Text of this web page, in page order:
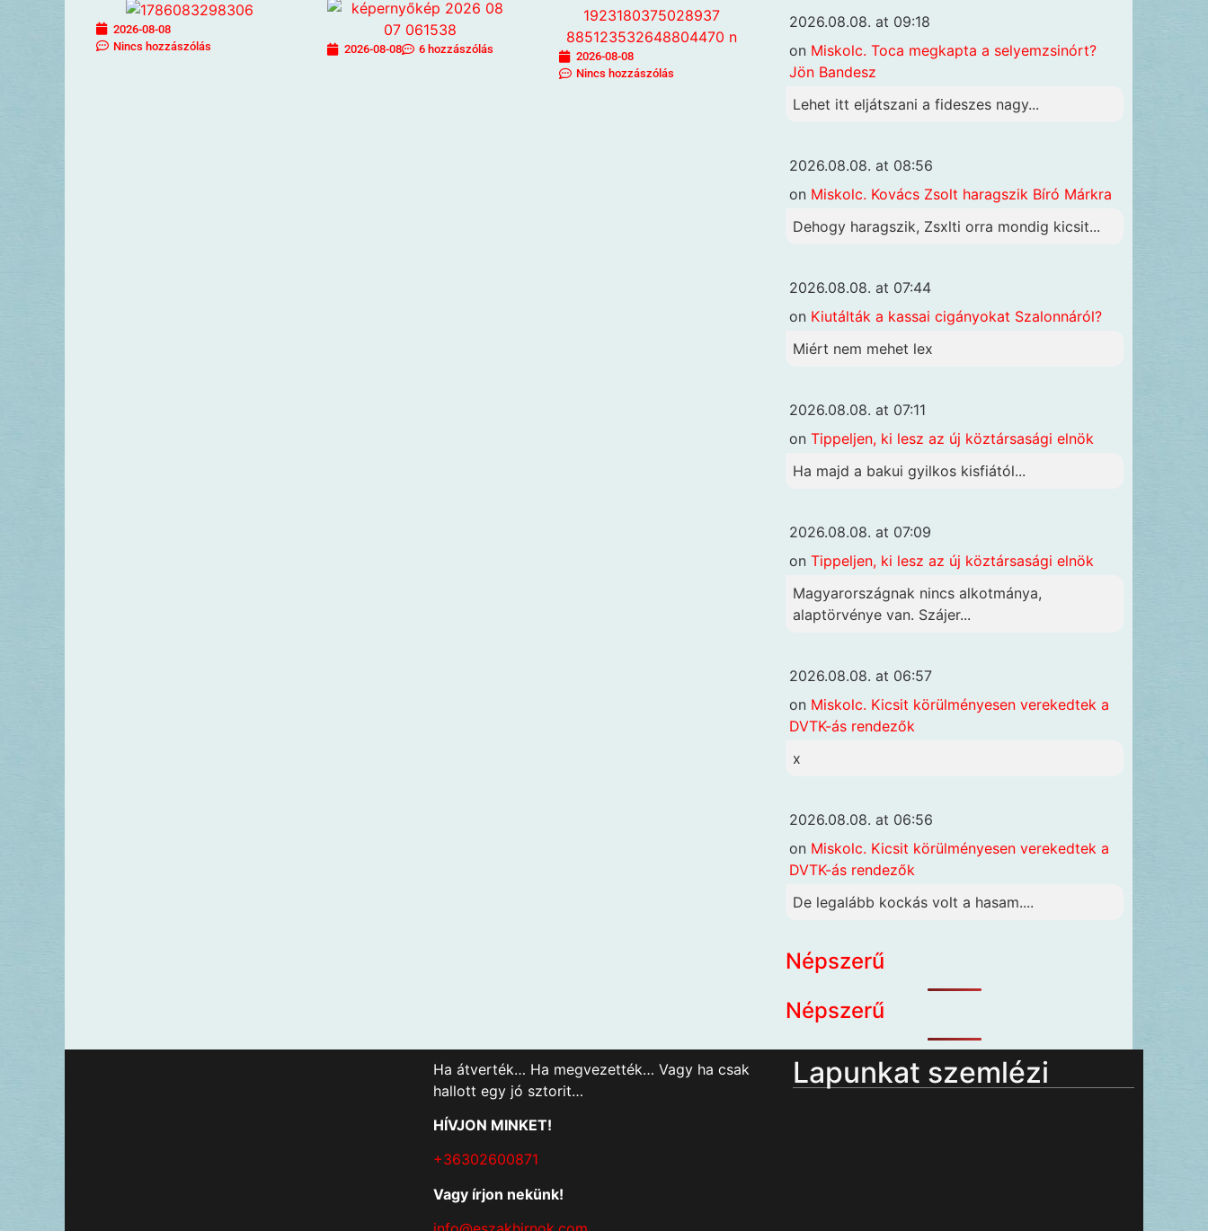
2026-08-08
Nincs hozzászólás
2026-08-08 6 hozzászólás
2026-08-08
Nincs hozzászólás
2026.08.08. at 09:18
on Miskolc. Toca megkapta a selyemzsinórt?
Jön Bandesz
Lehet itt eljátszani a fideszes nagy...
2026.08.08. at 08:56
on Miskolc. Kovács Zsolt haragszik Bíró Márkra
Dehogy haragszik, Zsxlti orra mondig kicsit...
2026.08.08. at 07:44
on Kiutálták a kassai cigányokat Szalonnáról?
Miért nem mehet lex
2026.08.08. at 07:11
on Tippeljen, ki lesz az új köztársasági elnök
Ha majd a bakui gyilkos kisfiától...
2026.08.08. at 07:09
on Tippeljen, ki lesz az új köztársasági elnök
Magyarországnak nincs alkotmánya,
alaptörvénye van. Szájer...
2026.08.08. at 06:57
on Miskolc. Kicsit körülményesen verekedtek a
DVTK-ás rendezők
x
2026.08.08. at 06:56
on Miskolc. Kicsit körülményesen verekedtek a
DVTK-ás rendezők
De legalább kockás volt a hasam....
Népszerű
Népszerű
Ha átverték… Ha megvezették… Vagy ha csak
hallott egy jó sztorit…
HÍVJON MINKET!
+36302600871
Vagy írjon nekünk!
Lapunkat szemlézi